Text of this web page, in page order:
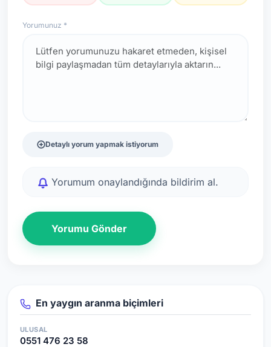
Yorumunuz *
Detaylı yorum yapmak istiyorum
Yorumum onaylandığında bildirim al.
Yorumu Gönder
En yaygın aranma biçimleri
ULUSAL
0551 476 23 58